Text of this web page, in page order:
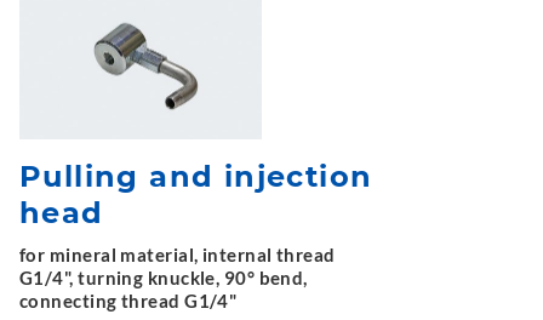
Pulling and injection
head
for mineral material, internal thread
G1/4", turning knuckle, 90° bend,
connecting thread G1/4"